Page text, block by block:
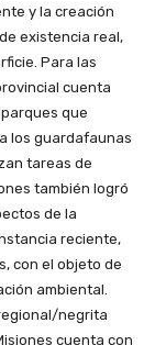
y la creación
existencia real,
Para las
cuenta
que
los guardafaunas
tareas de
también logró
de la
reciente,
con el objeto de
ambiental.
negrita
cuenta con